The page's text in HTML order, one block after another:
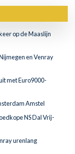
op de Maaslijn
en Venray
met Euro9000-
Amstel
NS Dal Vrij-
urenlang